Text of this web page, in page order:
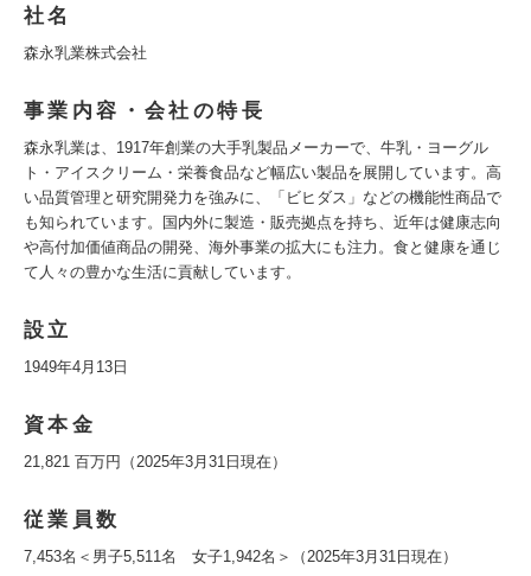
社名
森永乳業株式会社
事業内容・会社の特長
森永乳業は、1917年創業の大手乳製品メーカーで、牛乳・ヨーグル
ト・アイスクリーム・栄養食品など幅広い製品を展開しています。高
い品質管理と研究開発力を強みに、「ビヒダス」などの機能性商品で
も知られています。国内外に製造・販売拠点を持ち、近年は健康志向
や高付加価値商品の開発、海外事業の拡大にも注力。食と健康を通じ
て人々の豊かな生活に貢献しています。
設立
1949年4月13日
資本金
21,821 百万円（2025年3月31日現在）
従業員数
7,453名＜男子5,511名 女子1,942名＞（2025年3月31日現在）